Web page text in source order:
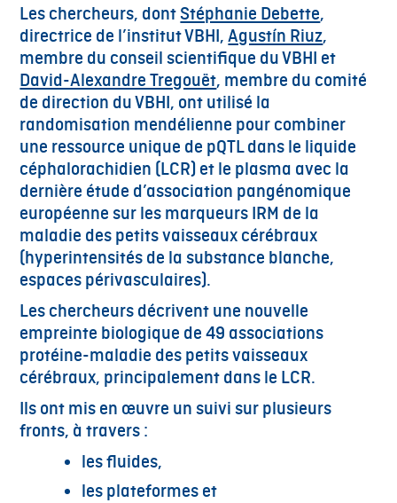
Les chercheurs, dontStéphanie Debette,
directrice de l’institut VBHI,Agustín Riuz,
membre du conseil scientifique du VBHI et
David-Alexandre Tregouët, membre du comité
de direction du VBHI, ont utilisé la
randomisation mendélienne pour combiner
une ressource unique de pQTL dans le liquide
céphalorachidien (LCR) et le plasma avec la
dernière étude d’association pangénomique
européenne sur les marqueurs IRM de la
maladie des petits vaisseaux cérébraux
(hyperintensités de la substance blanche,
espaces périvasculaires).
Les chercheurs décrivent une nouvelle
empreinte biologique de 49 associations
protéine-maladie des petits vaisseaux
cérébraux, principalement dans le LCR.
Ils ont mis en œuvre un suivi sur plusieurs
fronts, à travers :
les fluides,
les plateformes et